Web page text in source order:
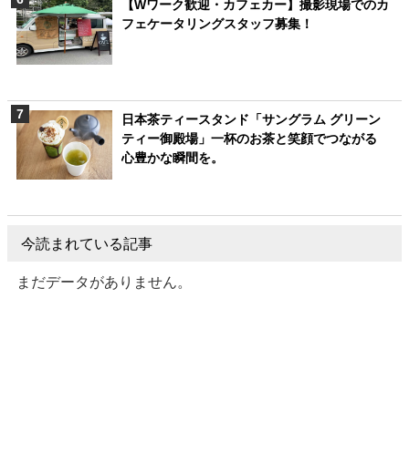
【Wワーク歓迎・カフェカー】撮影現場でのカ
フェケータリングスタッフ募集！
日本茶ティースタンド「サングラム グリーン
ティー御殿場」一杯のお茶と笑顔でつながる
心豊かな瞬間を。
今読まれている記事
まだデータがありません。